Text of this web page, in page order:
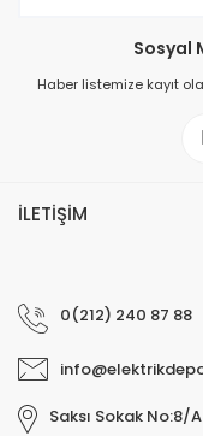
Sosyal
Haber listemize kayıt
İLETİŞİM
0(212) 240 87 88
Saksı Sokak No:8/